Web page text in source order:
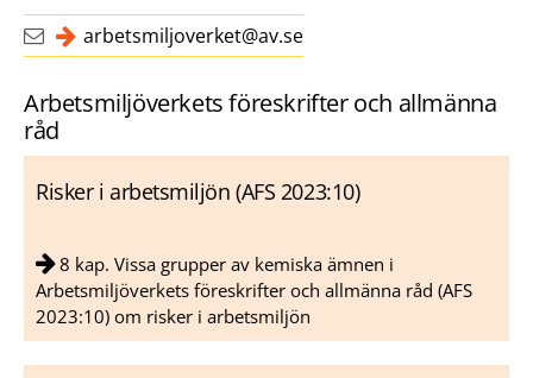
arbetsmiljoverket@av.se
Arbetsmiljöverkets föreskrifter och allmänna
råd
Risker i arbetsmiljön (AFS 2023:10)
8 kap. Vissa grupper av kemiska ämnen i
Arbetsmiljöverkets föreskrifter och allmänna råd (AFS
2023:10) om risker i arbetsmiljön